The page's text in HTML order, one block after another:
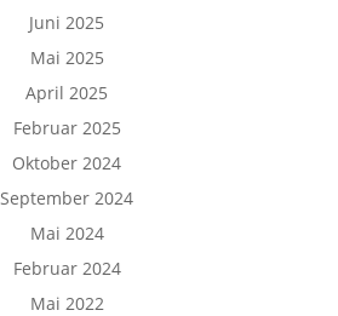
Juni 2025
Mai 2025
April 2025
Februar 2025
Oktober 2024
September 2024
Mai 2024
Februar 2024
Mai 2022